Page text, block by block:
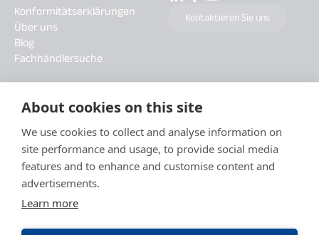
About cookies on this site
We use cookies to collect and analyse information on
site performance and usage, to provide social media
features and to enhance and customise content and
advertisements.
Learn more
Konformitätserklärungen
Über uns
Blog
Fachhändlersuche
Kontaktieren Sie uns